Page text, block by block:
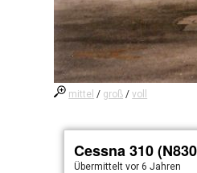
mittel / groß /voll
Cessna 310
Übermitteltvor 6 Jahren